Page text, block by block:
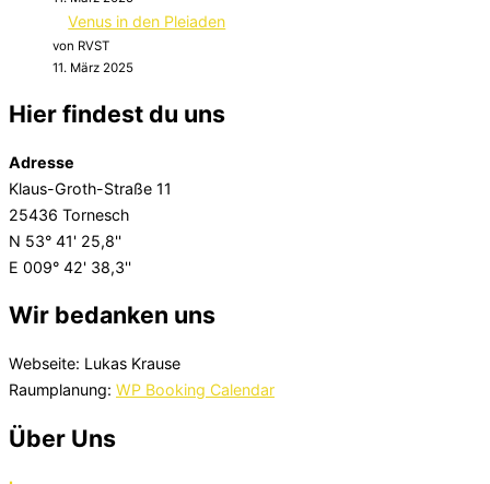
Venus in den Pleiaden
von RVST
11. März 2025
Hier findest du uns
Adresse
Klaus-Groth-Straße 11
25436 Tornesch
N 53° 41' 25,8''
E 009° 42' 38,3''
Wir bedanken uns
Webseite: Lukas Krause
Raumplanung: WP Booking Calendar
Über Uns